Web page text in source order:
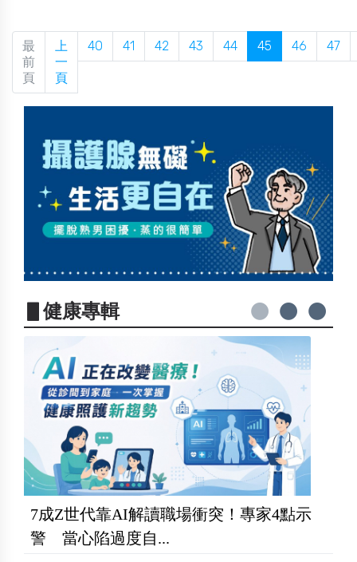
最
前
頁
上
一
頁
40 41 42 43 44 45 46 47
▋健康專輯
7成Z世代靠AI解讀職場衝突！專家4點示
警 當心陷過度自...